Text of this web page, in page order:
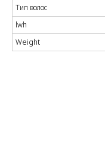
Тип волос
lwh
Weight